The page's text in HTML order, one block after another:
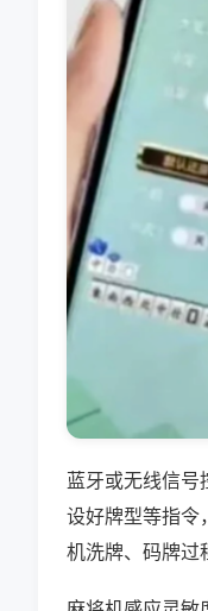
蓝牙或无线信号
设好牌型等指令
机洗牌、码牌过